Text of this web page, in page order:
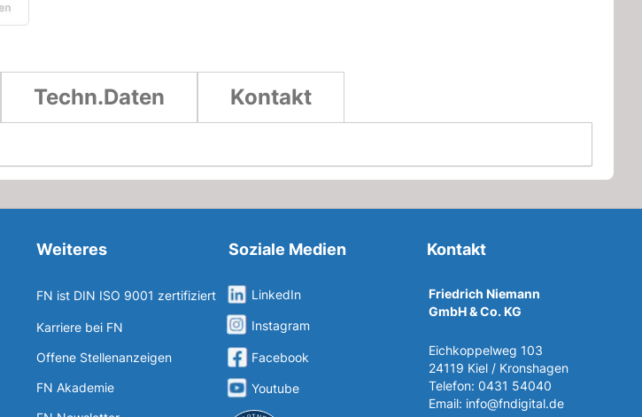
Techn.Daten Kontakt
Weiteres
FN ist DIN ISO 9001 zertifiziert
Karriere bei FN
Offene Stellenanzeigen
FN Akademie
Soziale Medien
LinkedIn
Instagram
Facebook
Youtube
Kontakt
Friedrich Niemann
GmbH & Co. KG
Eichkoppelweg 103
24119 Kiel / Kronshagen
Telefon: 0431 54040
Email: info@fndigital.de